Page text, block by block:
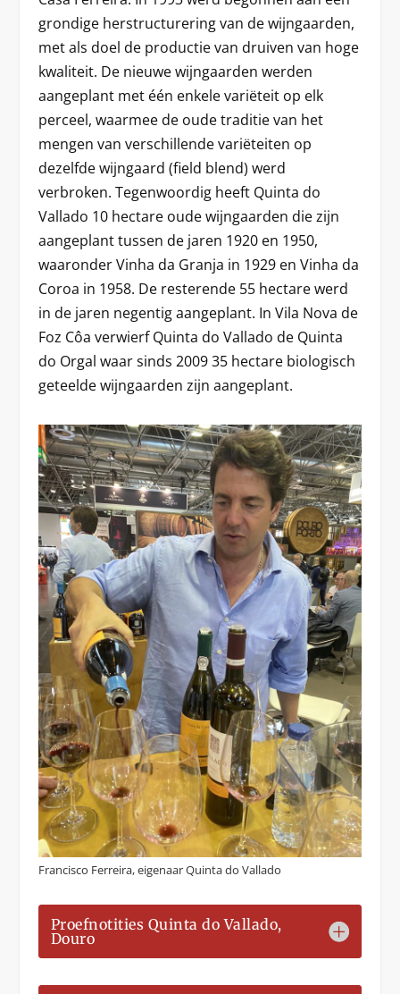
grondige herstructurering van de wijngaarden,
met als doel de productie van druiven van hoge
kwaliteit. De nieuwe wijngaarden werden
aangeplant met één enkele variëteit op elk
perceel, waarmee de oude traditie van het
mengen van verschillende variëteiten op
dezelfde wijngaard (field blend) werd
verbroken. Tegenwoordig heeft Quinta do
Vallado 10 hectare oude wijngaarden die zijn
aangeplant tussen de jaren 1920 en 1950,
waaronder Vinha da Granja in 1929 en Vinha da
Coroa in 1958. De resterende 55 hectare werd
in de jaren negentig aangeplant. In Vila Nova de
Foz Côa verwierf Quinta do Vallado de Quinta
do Orgal waar sinds 2009 35 hectare biologisch
geteelde wijngaarden zijn aangeplant.
Francisco Ferreira, eigenaar Quinta do Vallado
Proefnotities Quinta do Vallado,
Douro